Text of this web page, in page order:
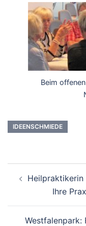
Beim
IDEENSCHMIEDE
Navigation
Ihre
Westfalenpark: